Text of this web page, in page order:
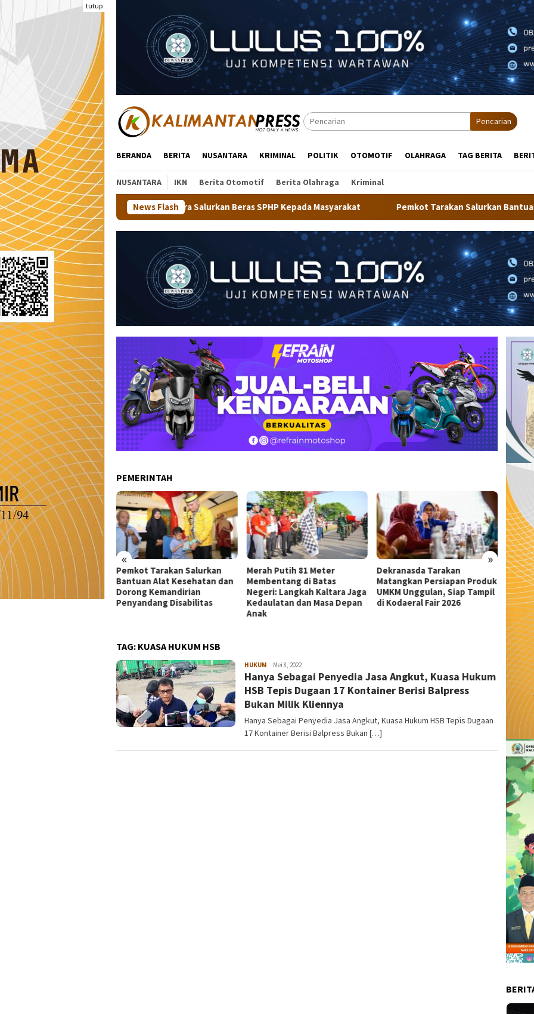
tutup
Pencarian
BERANDA BERITA NUSANTARA KRIMINAL POLITIK OTOMOTIF OLAHRAGA TAG BERITA
NUSANTARA IKN Berita Otomotif Berita Olahraga Kriminal
News Flash
Polda Kaltara Salurkan Beras SPHP Kepada Masyarakat Pemkot Tarakan Salurkan Bantuan Alat Kesehatan dan
PEMERINTAH
« »
Tarakan Salurkan
Alat Kesehatan dan
Kemandirian
Disabilitas
Merah Putih 81 Meter
Membentang di Batas
Negeri: Langkah Kaltara Jaga
Kedaulatan dan Masa Depan
Dekranasda Tarakan
Matangkan Persiapan Produk
UMKM Unggulan, Siap Tampil
di Kodaeral Fair 2026
Wali Kota Tarakan Apresiasi
Beasiswa PIP Aspirasi Deddy
Sitorus untuk 209 Siswa
TAG: KUASA HUKUM HSB
HUKUM admin
Mei 8, 2022
Hanya Sebagai Penyedia Jasa Angkut, Kuasa Hukum
HSB Tepis Dugaan 17 Kontainer Berisi Balpress
Bukan Milik Kliennya
Hanya Sebagai Penyedia Jasa Angkut, Kuasa Hukum HSB Tepis Dugaan
17 Kontainer Berisi Balpress Bukan […]